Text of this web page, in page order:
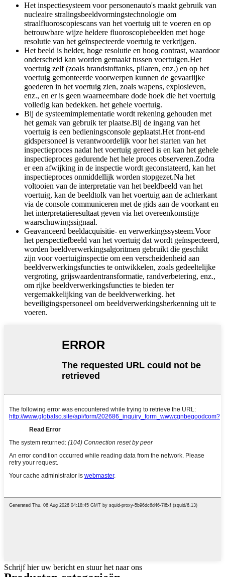
Het inspectiesysteem voor personenauto's maakt gebruik van
nucleaire stralingsbeeldvormingstechnologie om
straalfluoroscopiescans van het voertuig uit te voeren en op
betrouwbare wijze heldere fluoroscopiebeelden met hoge
resolutie van het geïnspecteerde voertuig te verkrijgen.
Het beeld is helder, hoge resolutie en hoog contrast, waardoor
onderscheid kan worden gemaakt tussen voertuigen.Het
voertuig zelf (zoals brandstoftanks, pilaren, enz.) en op het
voertuig gemonteerde voorwerpen kunnen de gevaarlijke
goederen in het voertuig zien, zoals wapens, explosieven,
enz., en er is geen waarneembare dode hoek die het voertuig
volledig kan bedekken. het gehele voertuig.
Bij de systeemimplementatie wordt rekening gehouden met
het gemak van gebruik ter plaatse.Bij de ingang van het
voertuig is een bedieningsconsole geplaatst.Het front-end
gidspersoneel is verantwoordelijk voor het starten van het
inspectieproces nadat het voertuig gereed is en kan het gehele
inspectieproces gedurende het hele proces observeren.Zodra
er een afwijking in de inspectie wordt geconstateerd, kan het
inspectieproces onmiddellijk worden stopgezet.Na het
voltooien van de interpretatie van het beeldbeeld van het
voertuig, kan de beeldtolk van het voertuig aan de achterkant
via de console communiceren met de gids aan de voorkant en
het interpretatieresultaat geven via het overeenkomstige
waarschuwingssignaal.
Geavanceerd beeldacquisitie- en verwerkingssysteem.Voor
het perspectiefbeeld van het voertuig dat wordt geïnspecteerd,
worden beeldverwerkingsalgoritmen gebruikt die geschikt
zijn voor voertuiginspectie om een ​​verscheidenheid aan
beeldverwerkingsfuncties te ontwikkelen, zoals gedeeltelijke
vergroting, grijswaardentransformatie, randverbetering, enz.,
om rijke beeldverwerkingsfuncties te bieden ter
vergemakkelijking van de beeldverwerking. het
beveiligingspersoneel om beeldverwerkingsherkenning uit te
voeren.
Schrijf hier uw bericht en stuur het naar ons